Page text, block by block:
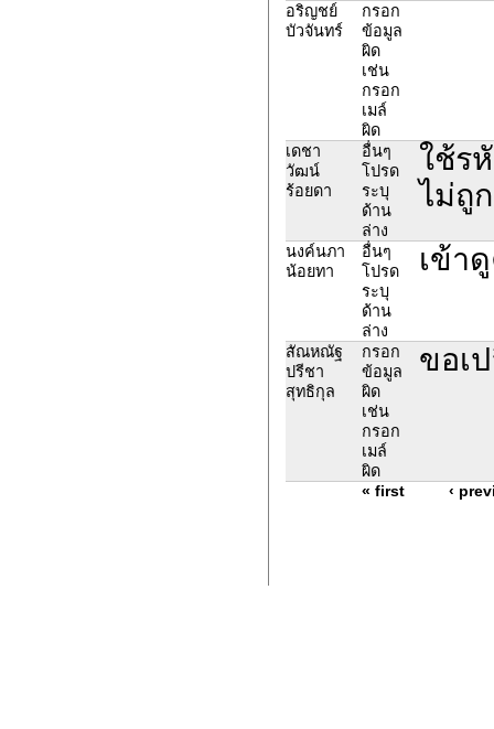
อริญชย์
บัวจันทร์
กรอก
ข้อมูล
ผิด
เช่น
กรอก
เมล์
ผิด
เดชา
วัฒน์
ร้อยดา
อื่นๆ
โปรด
ระบุ
ด้าน
ล่าง
ใช้ร
ไม่ถู
นงค์นภา
น้อยทา
อื่นๆ
โปรด
ระบุ
ด้าน
ล่าง
เข้า
สัณหณัฐ
ปรีชา
สุทธิกุล
กรอก
ข้อมูล
ผิด
เช่น
กรอก
เมล์
ผิด
ขอเ
« first ‹